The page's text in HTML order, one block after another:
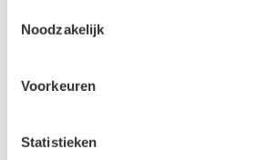
uw gebruik van hun services.
Noodzakelijk
Voorkeuren
Statistieken
Vraag of opmerking